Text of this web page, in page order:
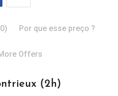
Por que esse preço ?
Offers
(2h)